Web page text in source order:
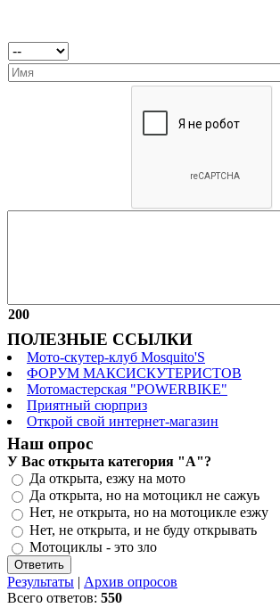
200
ПОЛЕЗНЫЕ ССЫЛКИ
Мото-скутер-клуб Mosquito'S
ФОРУМ МАКСИСКУТЕРИСТОВ
Мотомастерская "POWERBIKE"
Приятный сюрприз
Открой свой интернет-магазин
Наш опрос
У Вас открыта категория "А"?
Да открыта, езжу на мото
Да открыта, но на мотоцикл не сажуь
Нет, не открыта, но на мотоцикле езжу
Нет, не открыта, и не буду открывать
Мотоциклы - это зло
Результаты | Архив опросов
Всего ответов: 550